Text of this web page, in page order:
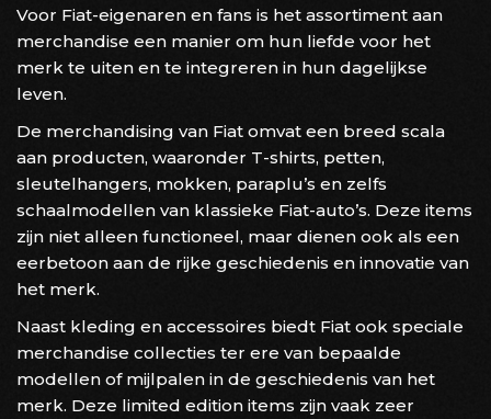
Voor Fiat-eigenaren en fans is het assortiment aan
merchandise een manier om hun liefde voor het
merk te uiten en te integreren in hun dagelijkse
leven.
De merchandising van Fiat omvat een breed scala
aan producten, waaronder T-shirts, petten,
sleutelhangers, mokken, paraplu’s en zelfs
schaalmodellen van klassieke Fiat-auto’s. Deze items
zijn niet alleen functioneel, maar dienen ook als een
eerbetoon aan de rijke geschiedenis en innovatie van
het merk.
Naast kleding en accessoires biedt Fiat ook speciale
merchandise collecties ter ere van bepaalde
modellen of mijlpalen in de geschiedenis van het
merk. Deze limited edition items zijn vaak zeer